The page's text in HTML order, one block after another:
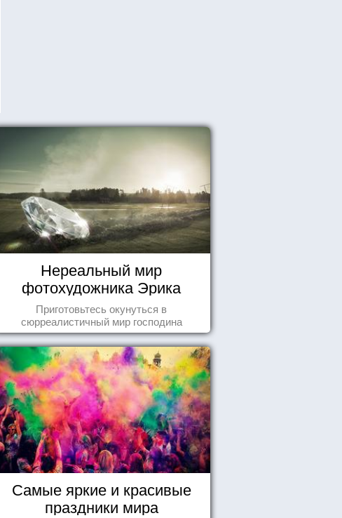
Нереальный мир
фотохудожника Эрика
Йоханссона
Приготовьтесь окунуться в
сюрреалистичный мир господина
Йоханссона
Самые яркие и красивые
праздники мира